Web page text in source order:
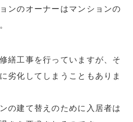
ンのオーナーはマンションの
繕工事を行っていますが、そ
劣化してしまうこともありま
の建て替えのために入居者は